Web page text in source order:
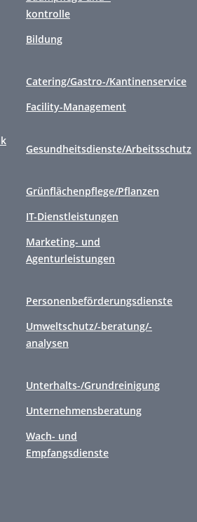
kontrolle
Bildung
Catering/Gastro-/Kantinenservice
Facility-Management
Gesundheitsdienste/Arbeitsschutz
Grünflächenpflege/Pflanzen
IT-Dienstleistungen
Marketing- und
Agenturleistungen
Personenbeförderungsdienste
Umweltschutz/-beratung/-
analysen
Unterhalts-/Grundreinigung
Unternehmensberatung
Wach- und
Empfangsdienste